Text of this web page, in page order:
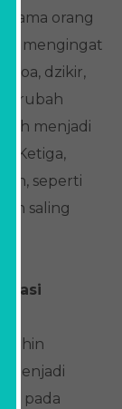
orang
mengingat
doa, dzikir,
menjadi
Ketiga,
seperti
saling
menjadi
pada